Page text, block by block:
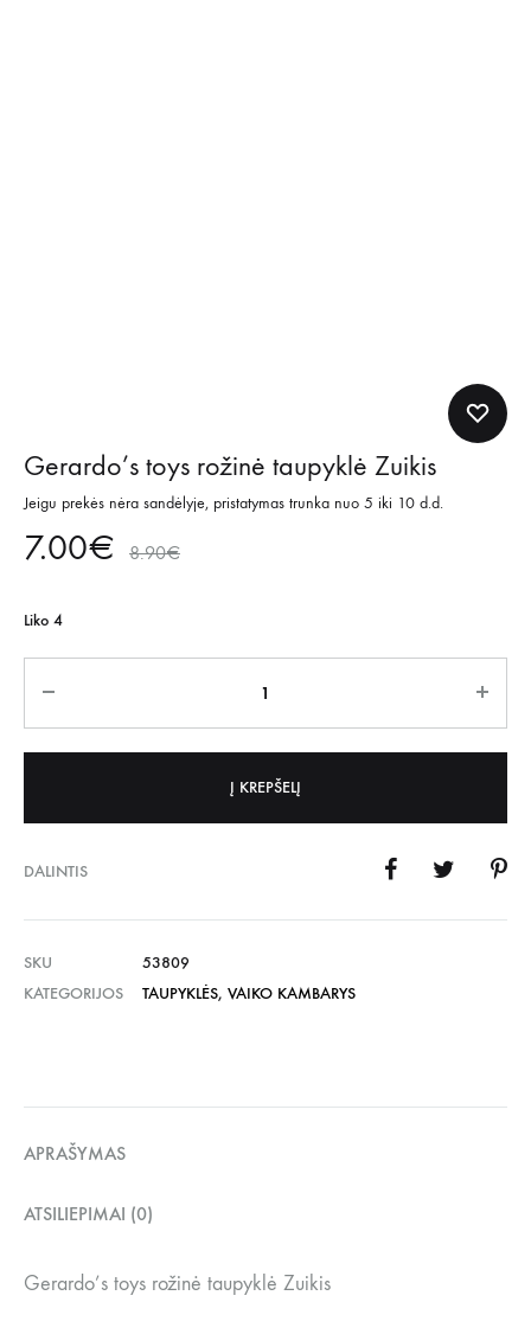
Gerardo’s toys rožinė taupyklė Zuikis
Jeigu prekės nėra sandėlyje, pristatymas trunka nuo 5 iki 10 d.d.
7.00€ 8.90€
Liko 4
Į KREPŠELĮ
DALINTIS
SKU
53809
KATEGORIJOS
TAUPYKLĖS, VAIKO KAMBARYS
APRAŠYMAS
ATSILIEPIMAI (0)
Gerardo’s toys rožinė taupyklė Zuikis